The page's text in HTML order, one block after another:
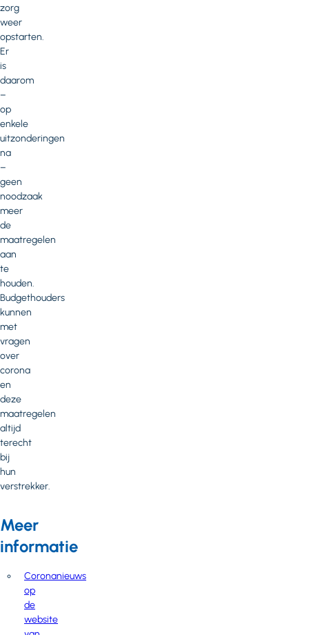
zorg
weer
opstarten.
Er
is
daarom
–
op
enkele
uitzonderingen
na
–
geen
noodzaak
meer
de
maatregelen
aan
te
houden.
Budgethouders
kunnen
met
vragen
over
corona
en
deze
maatregelen
altijd
terecht
bij
hun
verstrekker.
Meer
informatie
Coronanieuws
op
de
website